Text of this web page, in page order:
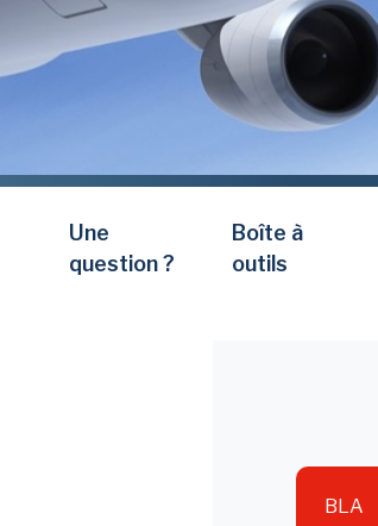
Une
question ?
Boîte à
outils
BLA